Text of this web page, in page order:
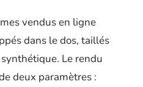
vendus en ligne
dans le dos, taillés
Le rendu
deux paramètres :